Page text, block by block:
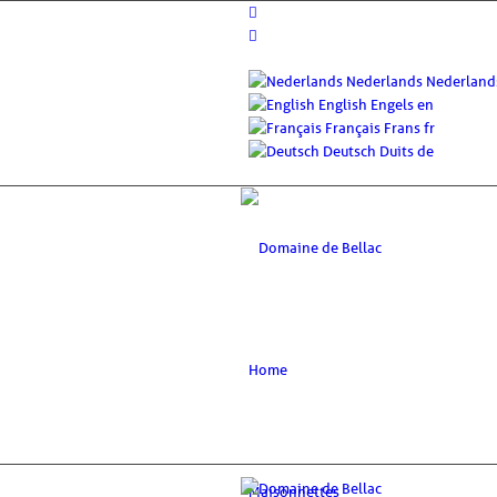
Nederlands
English Engelsen
Français Fransfr
Deutsch Duitsde
Home
Maisonnettes